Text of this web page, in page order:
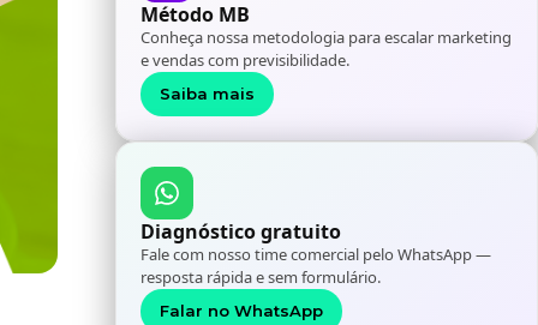
Método MB
Conheça nossa metodologia para escalar marketing
e vendas com previsibilidade.
Saiba mais
Diagnóstico gratuito
Fale com nosso time comercial pelo WhatsApp —
resposta rápida e sem formulário.
Falar no WhatsApp